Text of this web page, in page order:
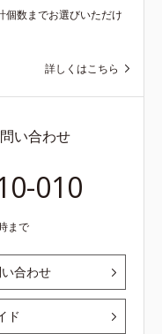
個数までお選びいただけ
詳しくはこちら
い合わせ
010
まで
合わせ
ド